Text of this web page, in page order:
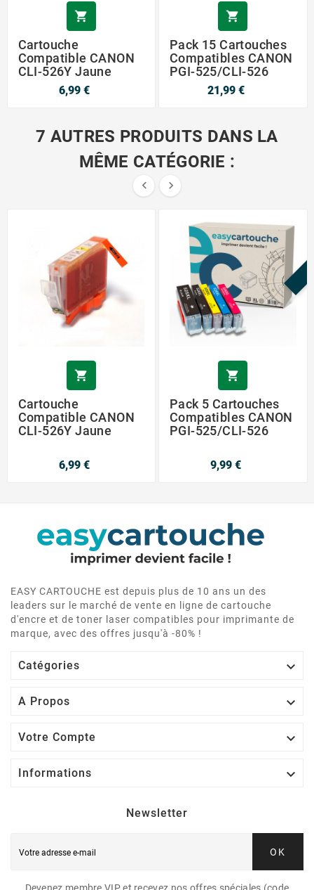

Cartouche
Compatible CANON
CLI-526Y Jaune
6,99 €

Pack 15 Cartouches
Compatibles CANON
PGI-525/CLI-526
21,99 €
7 AUTRES PRODUITS DANS LA
MÊME CATÉGORIE :
 

Cartouche
Compatible CANON
CLI-526Y Jaune
6,99 €

Pack 5 Cartouches
Compatibles CANON
PGI-525/CLI-526
9,99 €
EASY CARTOUCHE est depuis plus de 10 ans un des
leaders sur le marché de vente en ligne de cartouche
d'encre et de toner laser compatibles pour imprimante de
marque, avec des offres jusqu'à -80% !
Catégories 
A Propos 
Votre Compte 
Informations 
Newsletter
OK